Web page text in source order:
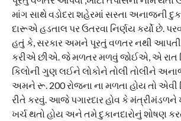
માંગ સાથે વડોદરા શહેરમાં સસ્તા અનાજની
દારૂએ હડતાલ પર ઉતરવા નિર્ણય કર્યો છે.
હતું કે, સરકાર અમને પૂરતું વળતર નથી
કરીએ છીએ. જે મળતર મળવું જોઈએ, એ રાત
કિલોની ગુણ લઈને લોકોને તોલી તોલીને
અમને રૂ. 200 રોજના ના મળતા હોય તો એવી
રીતે કરવું. આજે પગારદાર હોવ કે
ખર્ચ થતો હોય અને તમે દુકાનદારોનું શોષણ